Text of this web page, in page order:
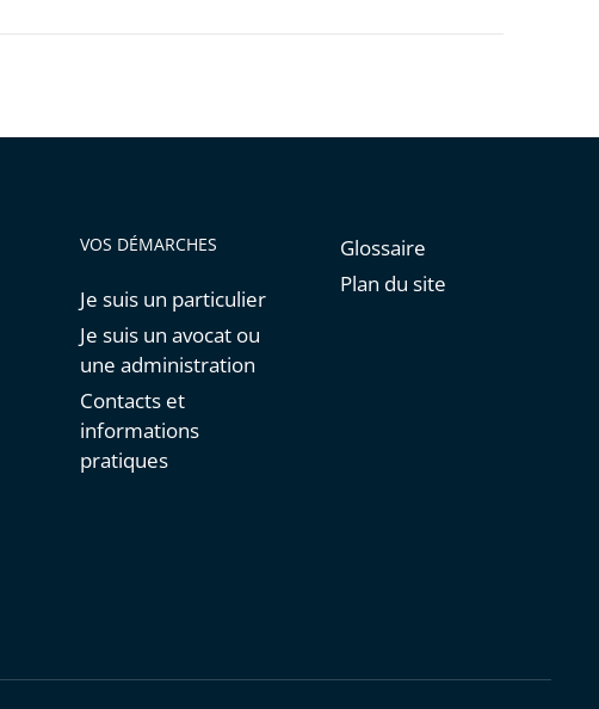
VOS DÉMARCHES
Je suis un particulier
Je suis un avocat ou
une administration
Contacts et
informations
pratiques
Glossaire
Plan du site